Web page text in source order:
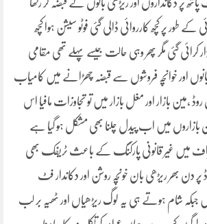
دکانداروں اور ریڑھی بانوں نے قبضہ کر رکھا
کے طور پر کچھ کارروائی ڈالی گئی فوٹو سیشن ہوا کچھ
کرائی گئی مگر پھر وہی حالت جیسے پہلے تھی مقامی
اور خوانچہ فروشوں سے قبضہ چھڑانے میں کامیاب
روڈ ،مین بازار اور مغل بازار میں تو تجاوزات مافیا اس
بازاروں میں اب پیدل چلنا بھی مشکل ہو گیا ہے
میں غیر قانونی پارکنگ کے باعث ٹریفک بھی
دن بھر ریڑھی بان خونچہ روشن اور دکاندار فٹ
جبکہ شام ہوتے ہی یہ لوگ ریڑھیاں اور ٹھیہ بر لب